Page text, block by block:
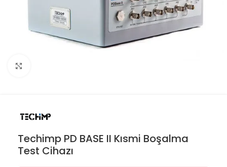
Techimp PD BASE II Kısmi Boşalma
Test Cihazı